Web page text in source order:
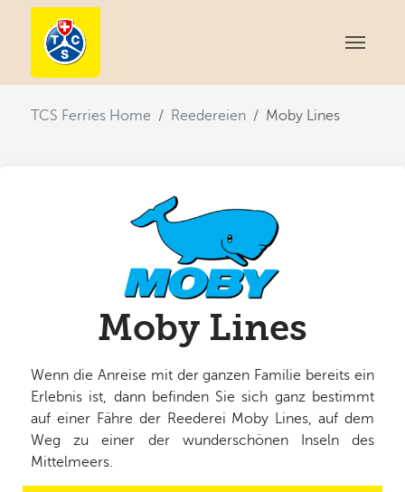
TCS Ferries Home Reedereien Moby Lines
Moby Lines
Wenn die Anreise mit der ganzen Familie bereits ein
Erlebnis ist, dann befinden Sie sich ganz bestimmt
auf einer Fähre der Reederei Moby Lines, auf dem
Weg zu einer der wunderschönen Inseln des
Mittelmeers.